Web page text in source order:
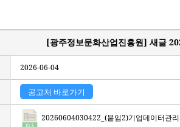
[광주정보문화산업진흥원] 새글
2026-06-04
공고처 바로가기
20260604030422_(붙임2)기업데이터관